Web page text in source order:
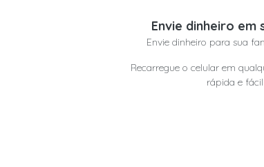
Envie dinheiro em
Envie dinheiro para sua
Recarregue o celular em
rápida e fácil